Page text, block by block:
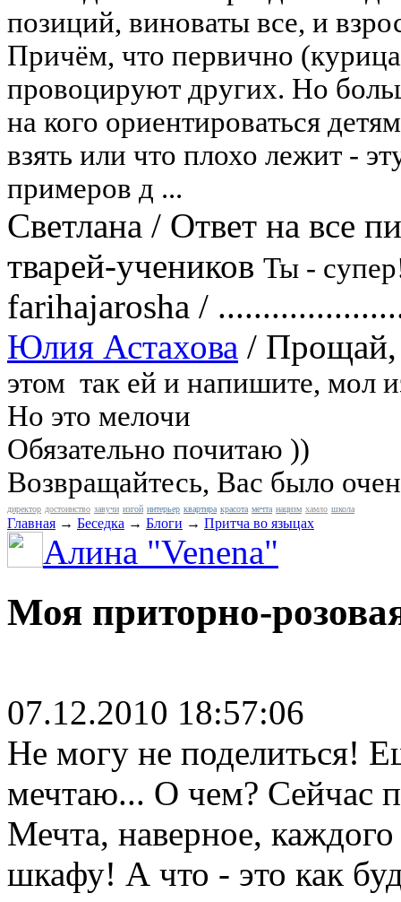
позиций, виноваты все, и
Причём, что первично
провоцируют других. Но
на кого ориентироваться
взять или что плохо лежит -
примеров д ...
Светлана / Ответ на все
тварей-учеников Ты -
farihajarosha /
Юлия Астахова / Прощай,
этом так ей и напишите, мол
Но это мелочи
Обязательно почитаю ))
Возвращайтесь, Вас было
директор достоинство завучи изгой интерьер квартира красота мечта нацизм хамло школа
Главная → Беседка → Блоги → Притча во языцах
Алина "Venena"
Моя приторно-
07.12.2010 18:57:06
Не могу не поделиться!
мечтаю... О чем? Сейчас
Мечта, наверное, каждого
шкафу! А что - это как